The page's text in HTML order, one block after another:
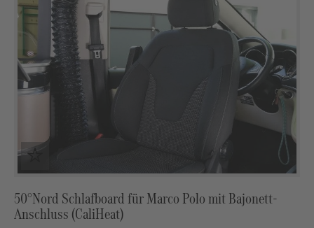
50°Nord Schlafboard für Marco Polo mit Bajonett-
Anschluss (CaliHeat)